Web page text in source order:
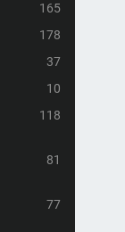
165
178
37
10
118
81
77